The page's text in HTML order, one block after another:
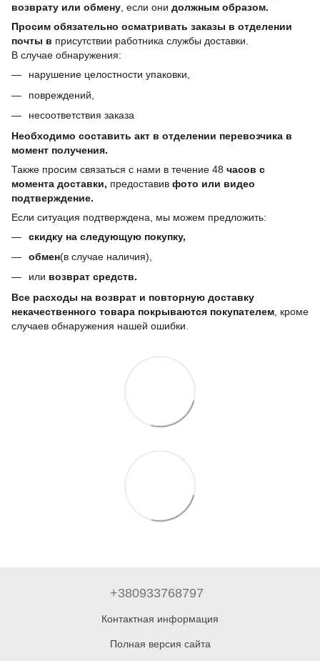
возврату или обмену, если они должным образом.
Просим обязательно осматривать заказы в отделении
почты в присутствии работника службы доставки.
В случае обнаружения:
нарушение целостности упаковки,
повреждений,
несоответствия заказа
Необходимо составить акт в отделении перевозчика в
момент получения.
Также просим связаться с нами в течение 48 часов с
момента доставки, предоставив фото или видео
подтверждение.
Если ситуация подтверждена, мы можем предложить:
скидку на следующую покупку,
обмен(в случае наличия),
или возврат средств.
Все расходы на возврат и повторную доставку
некачественного товара покрываются покупателем , кроме
случаев обнаружения нашей ошибки.
+380933768797
Контактная информация
Полная версия сайта